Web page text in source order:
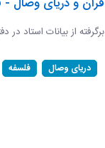
برگرفته از بیانات استاد در
دریای وصال فلسفه